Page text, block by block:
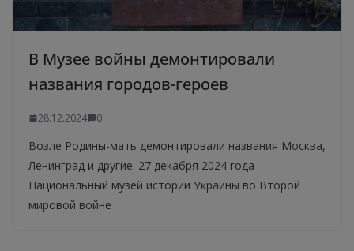
В Музее войны демонтировали
названия городов-героев
28.12.2024 0
Возле Родины-мать демонтировали названия Москва,
Ленинград и другие. 27 декабря 2024 года
Национальный музей истории Украины во Второй
мировой войне